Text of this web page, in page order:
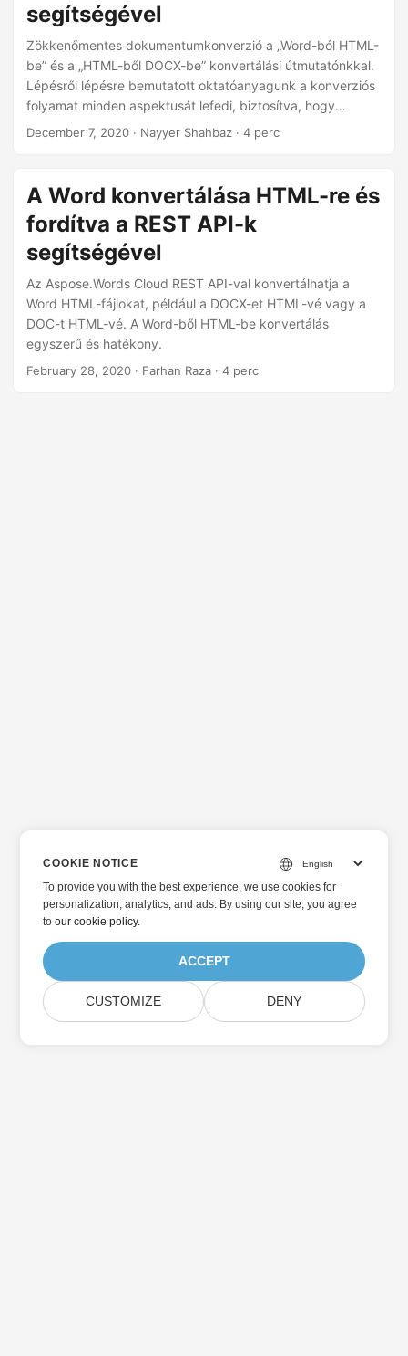
segítségével
Zökkenőmentes dokumentumkonverzió a „Word-ból HTML-
be” és a „HTML-ből DOCX-be” konvertálási útmutatónkkal.
Lépésről lépésre bemutatott oktatóanyagunk a konverziós
folyamat minden aspektusát lefedi, biztosítva, hogy
rendelkezzen eszközökkel a „HTML-ből DOC-ba” és a
December 7, 2020 · Nayyer Shahbaz · 4 perc
A Word konvertálása HTML-re és
fordítva a REST API-k
segítségével
Az Aspose.Words Cloud REST API-val konvertálhatja a
Word HTML-fájlokat, például a DOCX-et HTML-vé vagy a
DOC-t HTML-vé. A Word-ből HTML-be konvertálás
egyszerű és hatékony.
February 28, 2020 · Farhan Raza · 4 perc
COOKIE NOTICE
To provide you with the best experience, we use cookies for
personalization, analytics, and ads. By using our site, you agree
toour cookie policy.
ACCEPT
CUSTOMIZE DENY